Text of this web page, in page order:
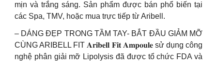
mịn và trắng sáng. Sản phẩm được bán phổ biến tại
các Spa, TMV, hoặc mua trực tiếp từ Aribell.
– DÁNG ĐẸP TRONG TẦM TAY- BẮT ĐẦU GIẢM MỠ
CÙNG ARIBELL FIT 𝐀𝐫𝐢𝐛𝐞𝐥𝐥 𝐅𝐢𝐭 𝐀𝐦𝐩𝐨𝐮𝐥𝐞 sử dụng công
nghệ phân giải mỡ Lipolysis đã được tổ chức FDA và